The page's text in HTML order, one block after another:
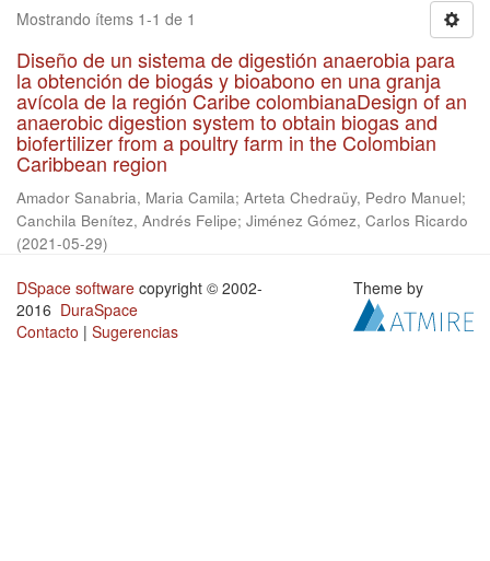
Mostrando ítems 1-1 de 1
Diseño de un sistema de digestión anaerobia para
la obtención de biogás y bioabono en una granja
avícola de la región Caribe colombianaDesign of an
anaerobic digestion system to obtain biogas and
biofertilizer from a poultry farm in the Colombian
Caribbean region
Amador Sanabria, Maria Camila; Arteta Chedraüy, Pedro Manuel;
Canchila Benítez, Andrés Felipe; Jiménez Gómez, Carlos Ricardo
(2021-05-29)
DSpace software copyright © 2002-
2016 DuraSpace
Contacto | Sugerencias
Theme by